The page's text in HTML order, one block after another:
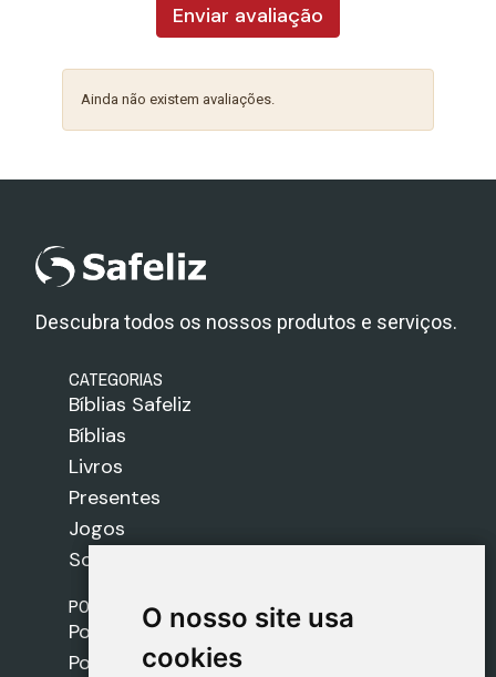
O nosso site usa
cookies
O nosso site usa
cookies
Enviar avaliação
Ainda não existem avaliações.
Descubra todos os nossos produtos e serviços.
CATEGORIAS
Bíblias Safeliz
Bíblias
Livros
Presentes
Jogos
Sobre nós
POLÍTICAS
Política de Envios
Política de Cookies